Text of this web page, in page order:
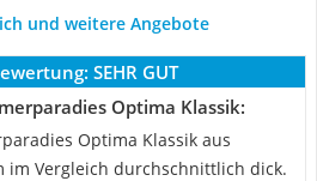
und weitere Angebote
SEHR GUT
Optima Klassik:
Optima Klassik aus
im Vergleich durchschnittlich dick.